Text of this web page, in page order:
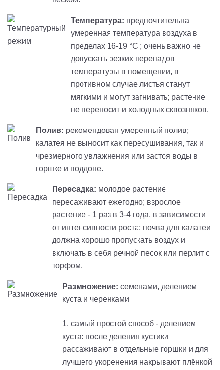
Температура: предпочтительна
умеренная температура воздуха в
пределах 16-19 °C ; очень важно не
допускать резких перепадов
температуры в помещении, в
противном случае листья станут
мягкими и могут загнивать; растение
не переносит и холодных сквозняков.
Полив: рекомендован умеренный полив;
калатея не выносит как пересушивания, так и
чрезмерного увлажнения или застоя воды в
горшке и поддоне.
Пересадка: молодое растение
пересаживают ежегодно; взрослое
растение - 1 раз в 3-4 года, в зависимости
от интенсивности роста; почва для калатеи
должна хорошо пропускать воздух и
включать в себя речной песок или перлит с
торфом.
Размножение: семенами, делением
куста и черенками
1. самый простой способ - делением
куста: после деления кустики
рассаживают в отдельные горшки и для
лучшего укоренения накрывают плёнкой